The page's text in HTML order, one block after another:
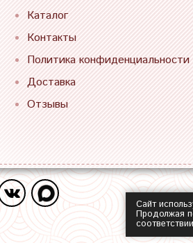
Каталог
Контакты
Политика конфиденциальности
Доставка
Отзывы
Сайт
Продолжая